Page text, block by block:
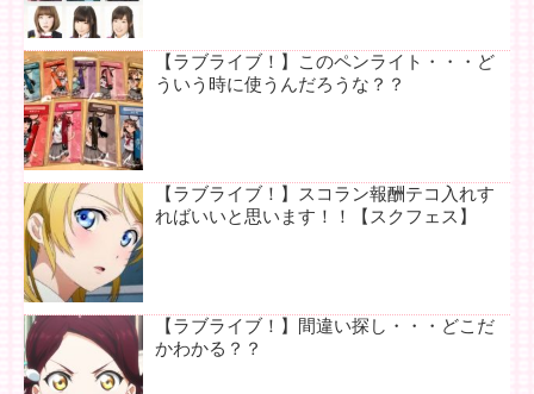
【ラブライブ！】このペンライト・・・ど
ういう時に使うんだろうな？？
【ラブライブ！】スコラン報酬テコ入れす
ればいいと思います！！【スクフェス】
【ラブライブ！】間違い探し・・・どこだ
かわかる？？